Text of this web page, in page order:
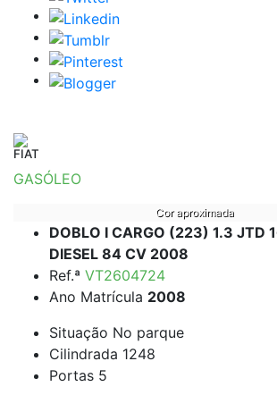
FIAT
GASÓLEO
Cor aproximada
DOBLO I CARGO (223) 1.3 JTD
DIESEL 84 CV 2008
Ref.ª VT2604724
Ano Matrícula 2008
Situação No parque
Cilindrada 1248
Portas 5